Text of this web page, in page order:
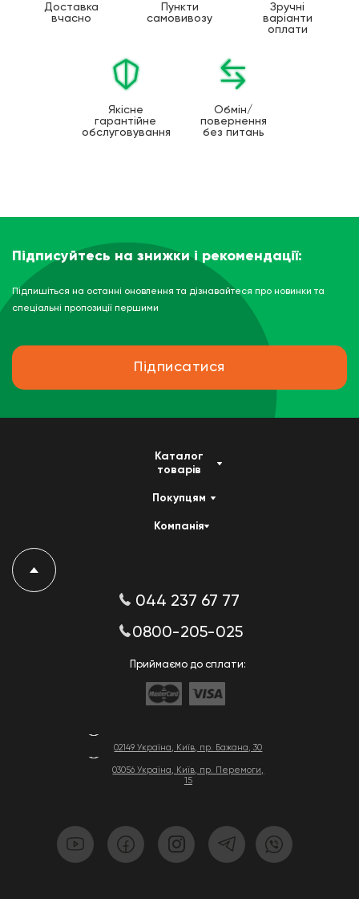
Доставка
вчасно
Пункти
самовивозу
Зручні
варіанти
оплати
Якісне
гарантійне
обслуговування
Обмін/
повернення
без питань
Підписуйтесь на знижки і рекомендації:
Підпишіться на останні оновлення та дізнавайтеся про новинки та
спеціальні пропозиції першими
Підписатися
02149 Україна, Київ, пр. Бажана, 30
03056 Україна, Київ, пр. Перемоги,
15
Каталог
товарів
Покупцям
Компанія
044 237 67 77
0800-205-025
Приймаємо до сплати: